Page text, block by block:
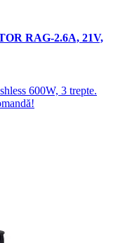
RAG-2.6A, 21V,
600W, 3 trepte.